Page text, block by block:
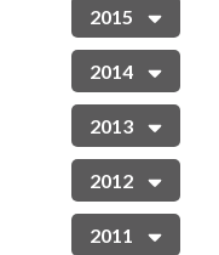
2015
2014
2013
2012
2011